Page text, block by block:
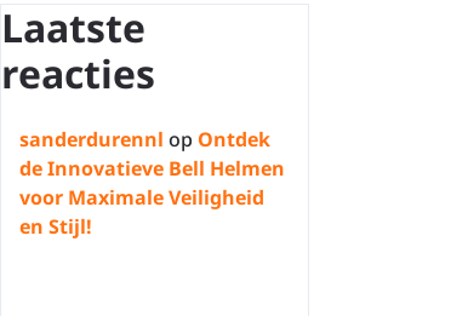
Laatste
reacties
sanderdurennl op Ontdek
de Innovatieve Bell Helmen
voor Maximale Veiligheid
en Stijl!